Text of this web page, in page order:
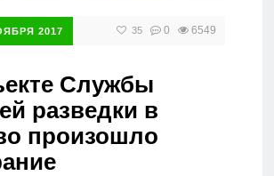
2017 35 0 6549
Службы
разведки в
произошло